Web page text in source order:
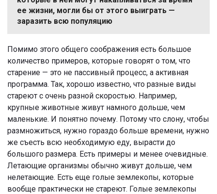
ее жизни, могли бы от этого выиграть —
заразить всю популяцию
Помимо этого общего соображения есть большое
количество примеров, которые говорят о том, что
старение — это не пассивный процесс, а активная
программа. Так, хорошо известно, что разные виды
стареют с очень разной скоростью. Например,
крупные животные живут намного дольше, чем
маленькие. И понятно почему. Потому что слону, чтобы
размножиться, нужно гораздо больше времени, нужно
же съесть всю необходимую еду, вырасти до
большого размера. Есть примеры и менее очевидные.
Летающие организмы обычно живут дольше, чем
нелетающие. Есть еще голые землекопы, которые
вообще практически не стареют. Голые землекопы